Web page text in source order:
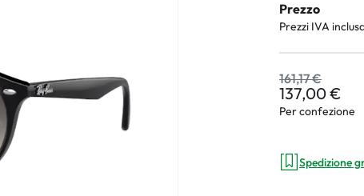
%
Prezzo
Prezzi IVA
161,17 €
137,00 €
Per confezione
Spedizione